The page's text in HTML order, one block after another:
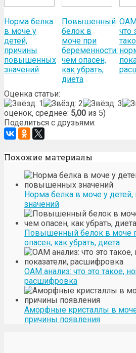
Норма белка
в моче у
детей,
причины
повышенных
значений
Повышенный
белок в
моче при
беременности:
чем опасен,
как убрать,
диета
ОАМ
что
Оценка статьи:
оценок, среднее: 5,00 из 5)
Поделиться с друзьями:
Похожие материалы
Норма белка в моче у
значений
Повышенный белок в моче
опасен, как убрать, диета
ОАМ анализ: что это такое,
расшифровка
Аморфные кристаллы в
причины появления